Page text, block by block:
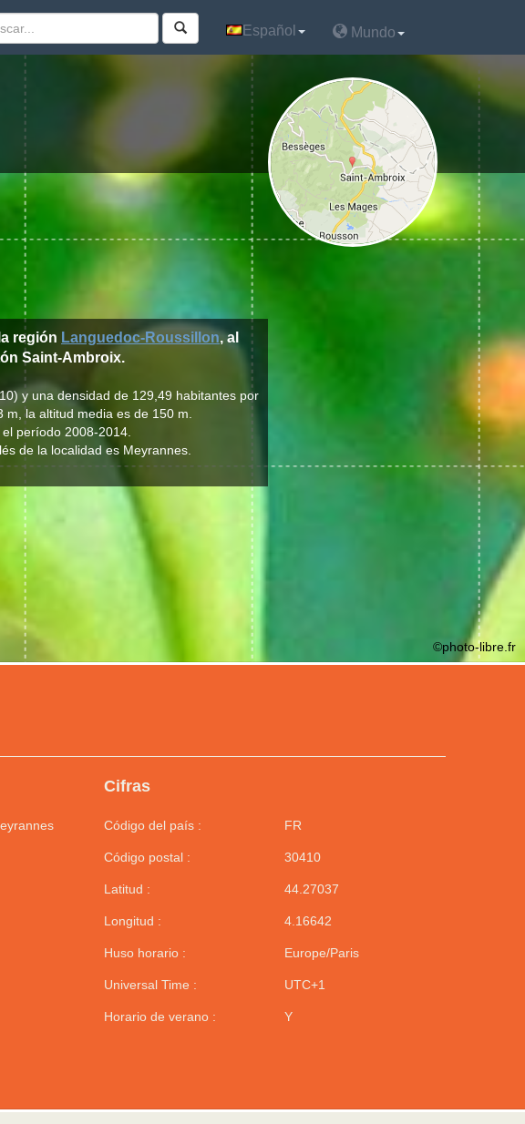
Español Mundo
Cifras
Código del país : FR
Código postal : 30410
Latitud : 44.27037
Longitud : 4.16642
Huso horario : Europe/Paris
Universal Time : UTC+1
Horario de verano : Y
región Languedoc-Roussillon, al
Saint-Ambroix.
y una densidad de 129,49 habitantes por
la altitud media es de 150 m.
período 2008-2014.
de la localidad es Meyrannes.
©photo-libre.fr
Español Mundo